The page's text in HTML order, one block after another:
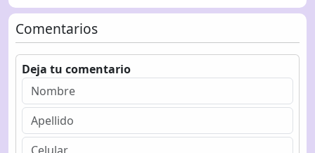
Comentarios
Deja tu comentario